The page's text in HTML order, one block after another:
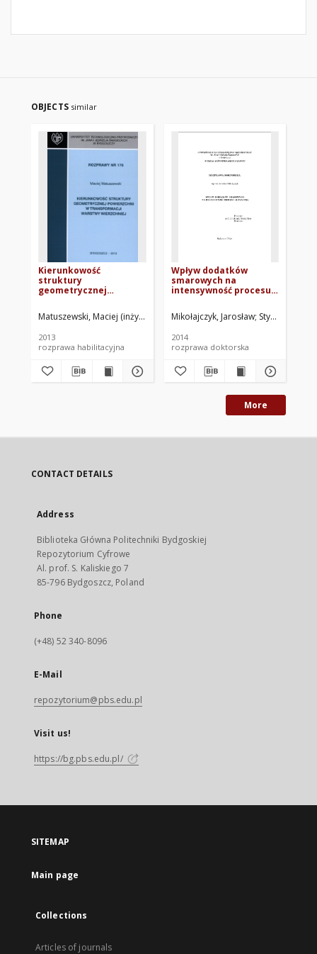
OBJECTS similar
Kierunkowość
struktury
geometrycznej
transformacji warstwy
wierzchniej
Matuszewski, Maciej (inżynier)
2013
rozprawa habilitacyjna
Wpływ dodatków
smarowych na
intensywność procesu
kinematycznej ze
stykiem konforemnym
Mikołajczyk, Jarosław Styp-
2014
rozprawa doktorska
More
CONTACT DETAILS
Address
Biblioteka Główna Politechniki Bydgoskiej
Repozytorium Cyfrowe
Al. prof. S. Kaliskiego 7
85-796 Bydgoszcz, Poland
Phone
(+48) 52 340-8096
E-Mail
repozytorium@pbs.edu.pl
Visit us!
https://bg.pbs.edu.pl/
SITEMAP
Main page
Collections
Articles of journals